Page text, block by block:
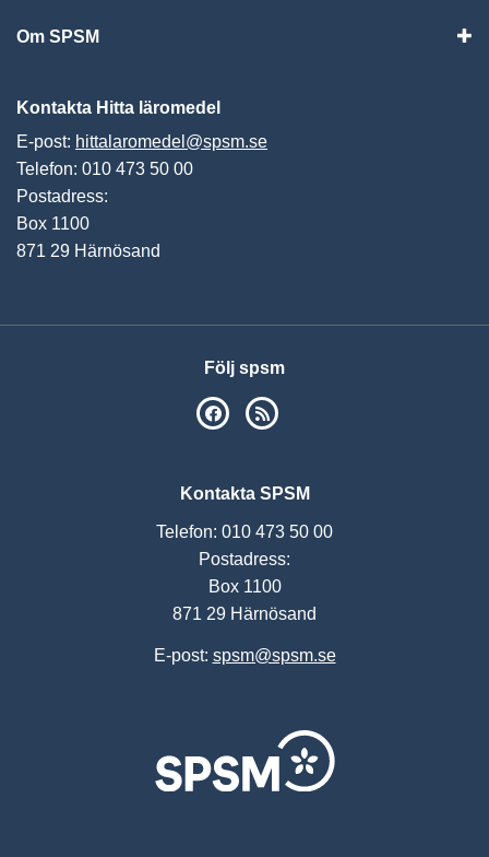
Om SPSM
Kontakta Hitta läromedel
E-post: hittalaromedel@spsm.se
Telefon: 010 473 50 00
Postadress:
Box 1100
871 29 Härnösand
Följ spsm
SPSM på Facebook
Kontakta SPSM
Telefon: 010 473 50 00
Postadress:
Box 1100
871 29 Härnösand
E-post: spsm@spsm.se